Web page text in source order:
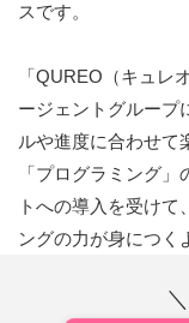
スです。
「QUREO（キュレ
ージェントグループ
ルや進度に合わせて
「プログラミング
トへの導入を受けて
ングの力が身につく